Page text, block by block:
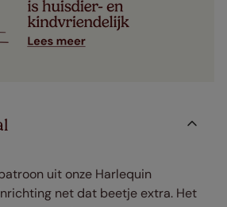
uit onze Harlequin
net dat beetje extra. Het